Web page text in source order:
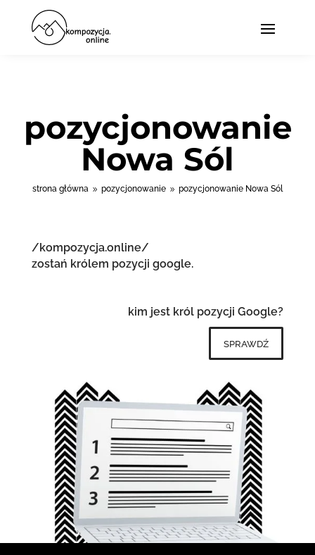
pozycjonowanie
Nowa Sól
strona główna 9 pozycjonowanie 9 pozycjonowanie Nowa Sól
/kompozycja.online/
zostań królem pozycji google.
kim jest król pozycji Google?
sprawdź